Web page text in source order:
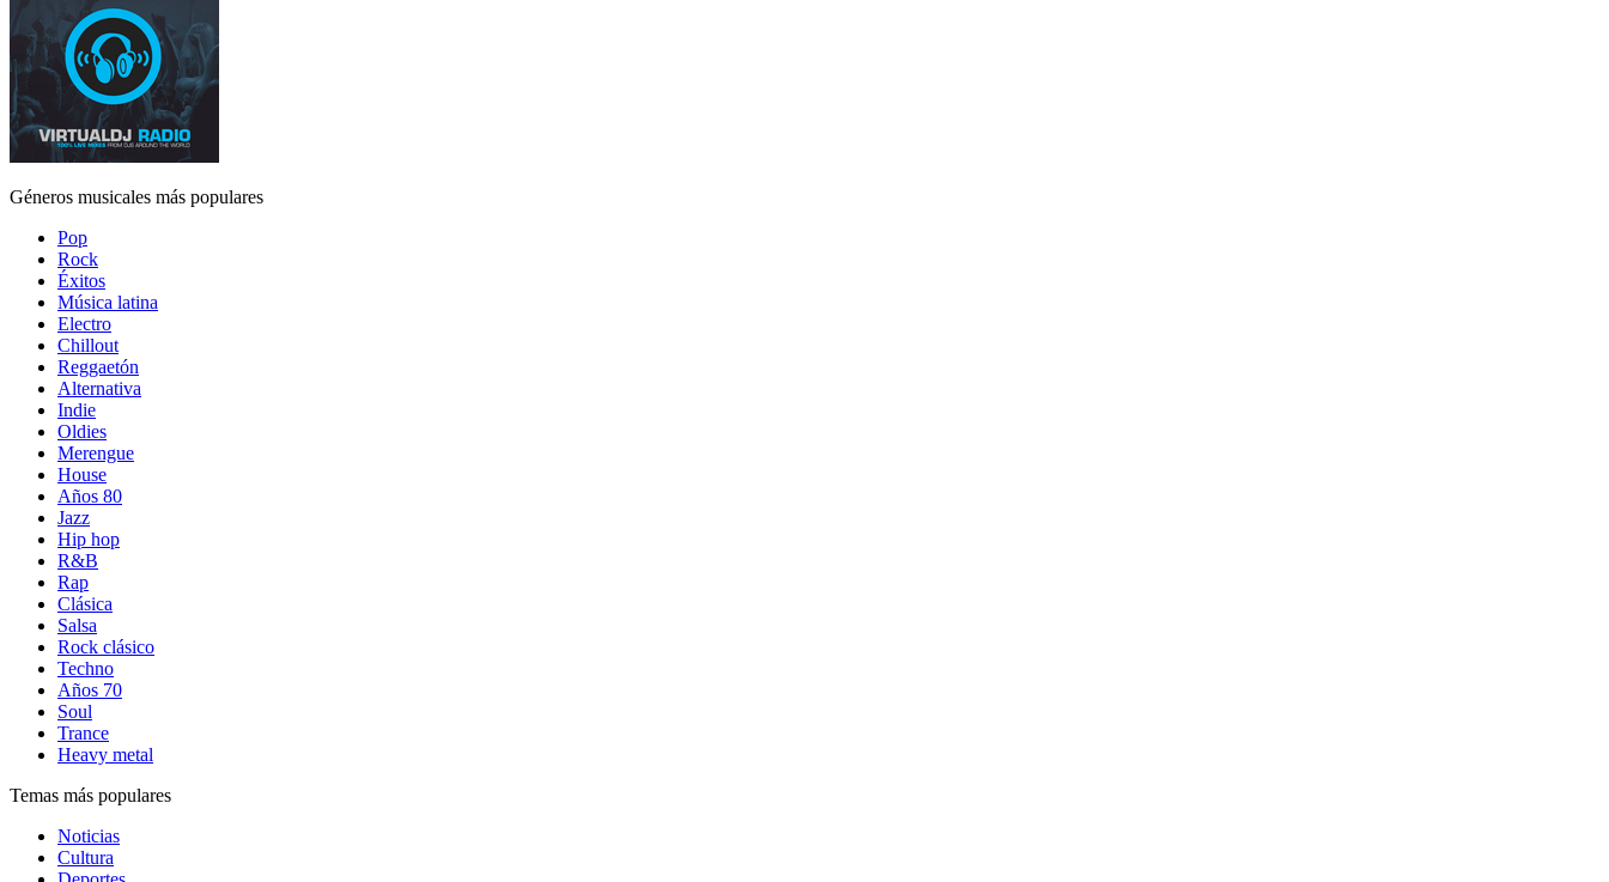
Géneros musicales más populares
Pop
Rock
Éxitos
Música latina
Electro
Chillout
Reggaetón
Alternativa
Indie
Oldies
Merengue
House
Años 80
Jazz
Hip hop
R&B
Rap
Clásica
Salsa
Rock clásico
Techno
Años 70
Soul
Trance
Heavy metal
Temas más populares
Noticias
Cultura